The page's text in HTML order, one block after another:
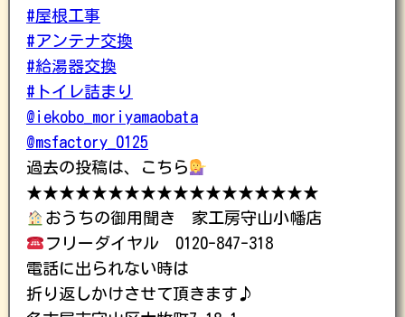
#屋根工事
#アンテナ交換
#給湯器交換
#トイレ詰まり
@iekobo_moriyamaobata
@msfactory_0125
過去の投稿は、こちら
★★★★★★★★★★★★★★★★★★
おうちの御用聞き 家工房守山小幡店
フリーダイヤル 0120-847-318
電話に出られない時は
折り返しかけさせて頂きます♪